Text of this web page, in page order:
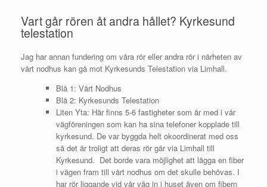
Vart går rören åt andra hållet? Kyrkesund
telestation
Jag har annan fundering om våra rör eller andra rör i närheten av
vårt nodhus kan gå mot Kyrkesunds Telestation via Limhall.
Blå 1: Vårt Nodhus
Blå 2: Kyrkesunds Telestation
Liten Yta: Här finns 5-6 fastigheter som är med i vår
vägföreningen som kan ha sina telefoner kopplade till
kyrkesund. De var byggda helt okoordinerat med oss
så det är troligt att deras rör går via Limhall till
Kyrkesund. Det borde vara möjlighet att lägga en fiber
i vägen fram till vårt nodhus om det skulle behövas. I
har rör liggande vid vår väg in i huset även om fibern